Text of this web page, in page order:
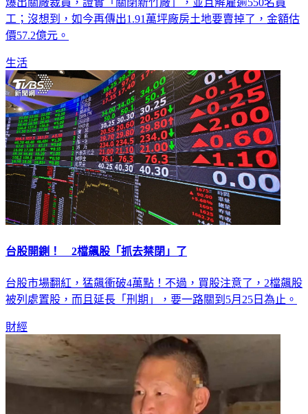
爆出關廠裁員，證實「關閉新竹廠」，並且解雇逾550名員
工；沒想到，如今再傳出1.91萬坪廠房土地要賣掉了，金額估
價57.2億元。
生活
台股開鍘！ 2檔飆股「抓去禁閉」了
台股市場翻紅，猛飆衝破4萬點！不過，買股注意了，2檔飆股
被列處置股，而且延長「刑期」，要一路關到5月25日為止。
財經